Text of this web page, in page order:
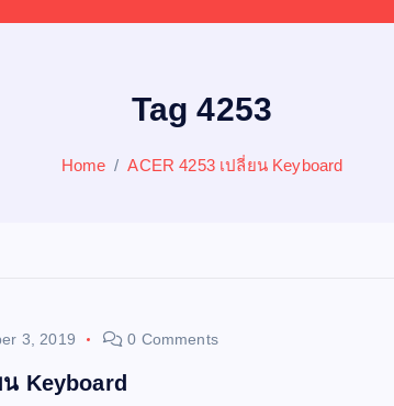
Tag 4253
Home ACER 4253 เปลี่ยน Keyboard
3, 2019 0 Comments
น Keyboard